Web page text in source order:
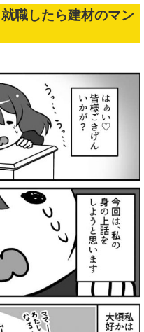
職したら建材のマン